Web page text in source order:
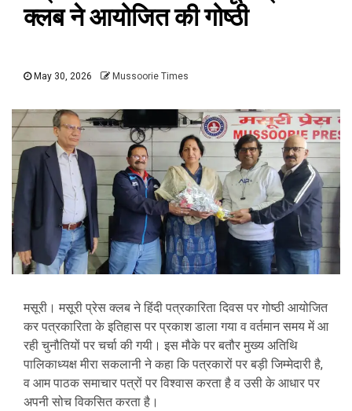
क्लब ने आयोजित की गोष्ठी
May 30, 2026 Mussoorie Times
मसूरी। मसूरी प्रेस क्लब ने हिंदी पत्रकारिता दिवस पर गोष्ठी आयोजित
कर पत्रकारिता के इतिहास पर प्रकाश डाला गया व वर्तमान समय में आ
रही चुनौतियों पर चर्चा की गयी। इस मौके पर बतौर मुख्य अतिथि
पालिकाध्यक्ष मीरा सकलानी ने कहा कि पत्रकारों पर बड़ी जिम्मेदारी है,
व आम पाठक समाचार पत्रों पर विश्वास करता है व उसी के आधार पर
अपनी सोच विकसित करता है।